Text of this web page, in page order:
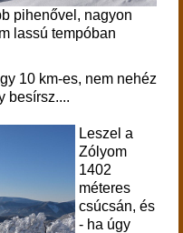
pihenővel, nagyon
lassú tempóban
10 km-es, nem nehéz
besírsz....
Leszel a
Zólyom
1402
méteres
csúcsán, és
- ha úgy